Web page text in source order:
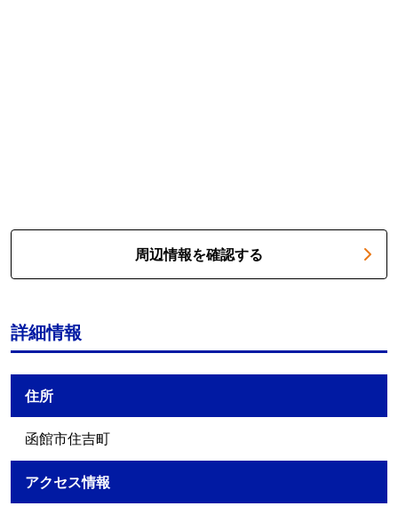
周辺情報を確認する
詳細情報
住所
函館市住吉町
アクセス情報